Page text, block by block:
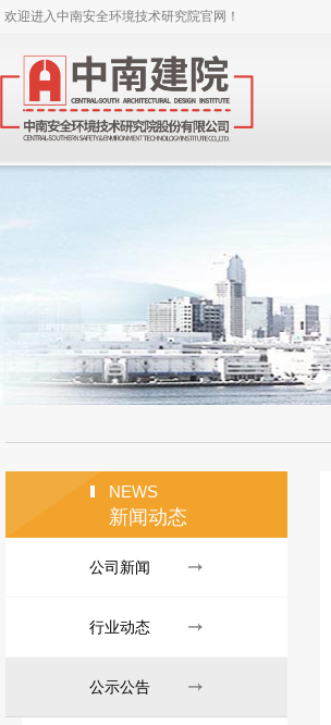
欢迎进入中南安全环境技术研究院官网！
NEWS
新闻动态
公司新闻
行业动态
公示公告